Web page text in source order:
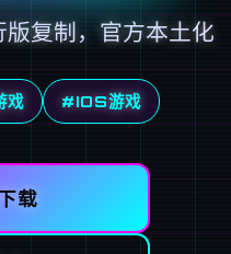
复制，官方本土化
戏 #IOS游戏
载